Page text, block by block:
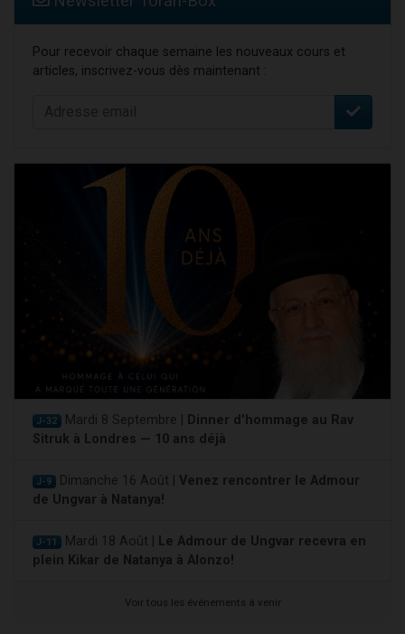
Pour recevoir chaque semaine les nouveaux cours et
articles, inscrivez-vous dès maintenant :
J-32 Mardi 8 Septembre |
Dinner d'hommage au Rav
Sitruk à Londres — 10 ans déjà
J-9 Dimanche 16 Août | Venez rencontrer le Admour
de Ungvar à Natanya!
J-11 Mardi 18 Août |
Le Admour de Ungvar recevra en
plein Kikar de Natanya à Alonzo!
Voir tous les événements à venir